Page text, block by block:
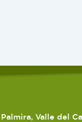
Valle del